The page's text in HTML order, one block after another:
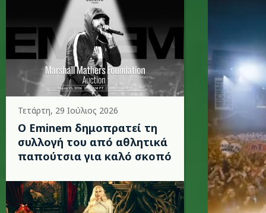
Τετάρτη, 29 Ιούλιος 2026
Ο Eminem δημοπρατεί τη
συλλογή του από αθλητικά
παπούτσια για καλό σκοπό